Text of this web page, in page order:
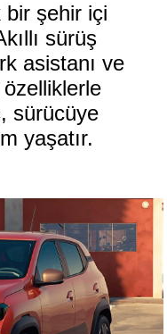
bir şehir içi
sürüş
asistanı ve
sürücüye
yaşatır.